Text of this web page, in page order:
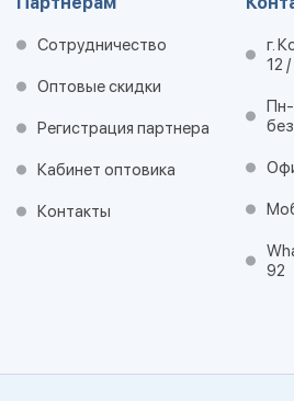
Сотрудничество
Оптовые скидки
Регистрация партнера
Кабинет оптовика
Контакты
г.
12
Пн-
92